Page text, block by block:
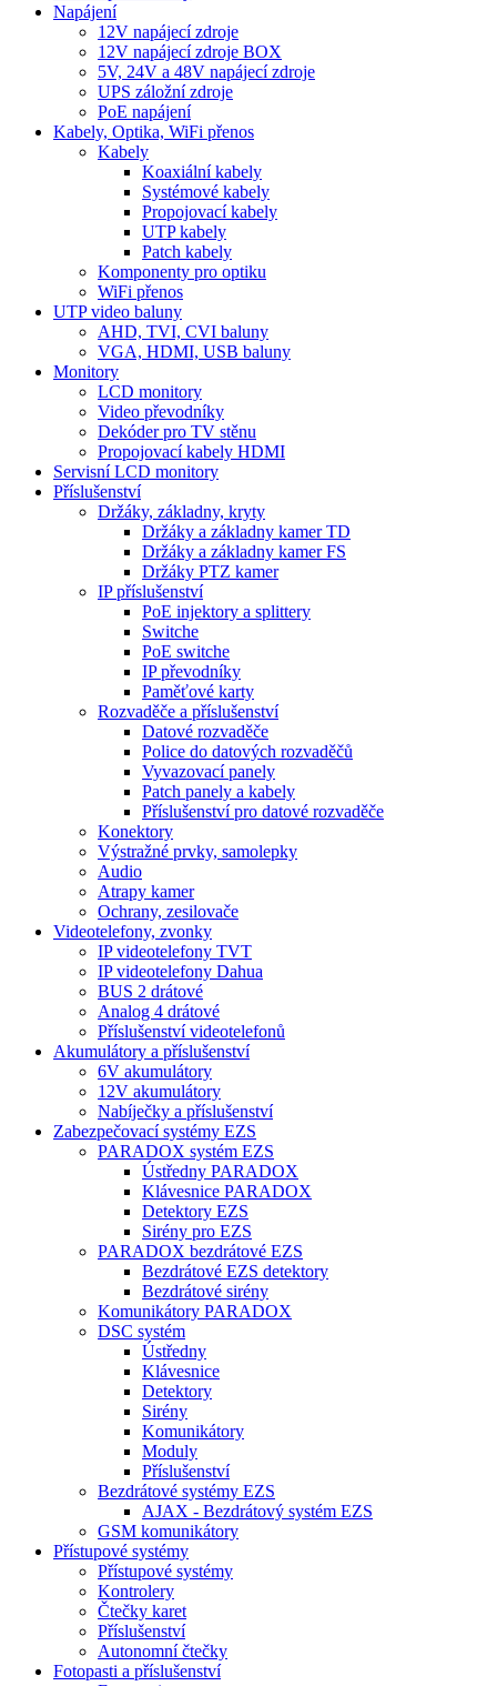
Napájení
12V napájecí zdroje
12V napájecí zdroje BOX
5V, 24V a 48V napájecí zdroje
UPS záložní zdroje
PoE napájení
Kabely, Optika, WiFi přenos
Kabely
Koaxiální kabely
Systémové kabely
Propojovací kabely
UTP kabely
Patch kabely
Komponenty pro optiku
WiFi přenos
UTP video baluny
AHD, TVI, CVI baluny
VGA, HDMI, USB baluny
Monitory
LCD monitory
Video převodníky
Dekóder pro TV stěnu
Propojovací kabely HDMI
Servisní LCD monitory
Příslušenství
Držáky, základny, kryty
Držáky a základny kamer TD
Držáky a základny kamer FS
Držáky PTZ kamer
IP příslušenství
PoE injektory a splittery
Switche
PoE switche
IP převodníky
Paměťové karty
Rozvaděče a příslušenství
Datové rozvaděče
Police do datových rozvaděčů
Vyvazovací panely
Patch panely a kabely
Příslušenství pro datové rozvaděče
Konektory
Výstražné prvky, samolepky
Audio
Atrapy kamer
Ochrany, zesilovače
Videotelefony, zvonky
IP videotelefony TVT
IP videotelefony Dahua
BUS 2 drátové
Analog 4 drátové
Příslušenství videotelefonů
Akumulátory a příslušenství
6V akumulátory
12V akumulátory
Nabíječky a příslušenství
Zabezpečovací systémy EZS
PARADOX systém EZS
Ústředny PARADOX
Klávesnice PARADOX
Detektory EZS
Sirény pro EZS
PARADOX bezdrátové EZS
Bezdrátové EZS detektory
Bezdrátové sirény
Komunikátory PARADOX
DSC systém
Ústředny
Klávesnice
Detektory
Sirény
Komunikátory
Moduly
Příslušenství
Bezdrátové systémy EZS
AJAX - Bezdrátový systém EZS
GSM komunikátory
Přístupové systémy
Přístupové systémy
Kontrolery
Čtečky karet
Příslušenství
Autonomní čtečky
Fotopasti a příslušenství